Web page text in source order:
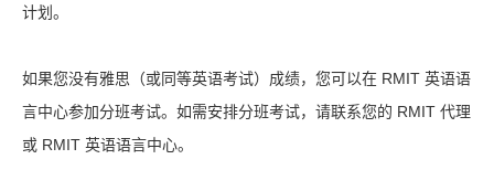
计划。
如果您没有雅思（或同等英语考试）成绩，您可以在 RMIT 英语语
言中心参加分班考试。如需安排分班考试，请联系您的 RMIT 代理
或 RMIT 英语语言中心。